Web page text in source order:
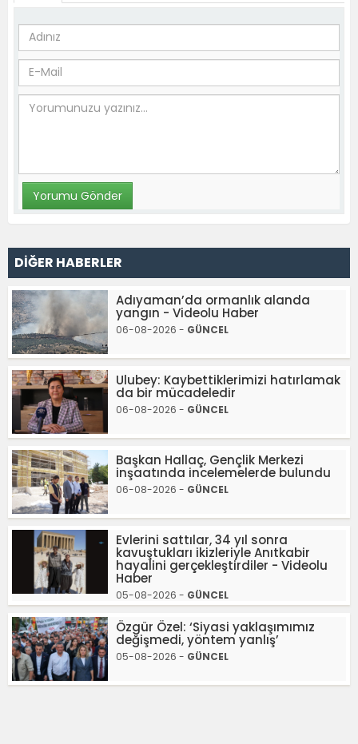
DİĞER HABERLER
Adıyaman’da ormanlık alanda
yangın - Videolu Haber
06-08-2026 - GÜNCEL
Ulubey: Kaybettiklerimizi hatırlamak
da bir mücadeledir
06-08-2026 - GÜNCEL
Başkan Hallaç, Gençlik Merkezi
inşaatında incelemelerde bulundu
06-08-2026 - GÜNCEL
Evlerini sattılar, 34 yıl sonra
kavuştukları ikizleriyle Anıtkabir
hayalini gerçekleştirdiler - Videolu
Haber
05-08-2026 - GÜNCEL
Özgür Özel: ‘Siyasi yaklaşımımız
değişmedi, yöntem yanlış’
05-08-2026 - GÜNCEL